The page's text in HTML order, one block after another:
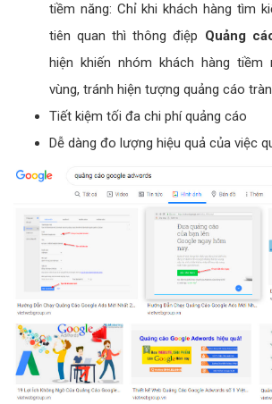
tiềm năng: Chỉ khi khách hàng tìm
tiên quan thì thông điệp Quảng
hiện khiến nhóm khách hàng tiềm
vùng, tránh hiện tượng quảng cáo
Tiết kiệm tối đa chi phí quảng cáo
Dễ dàng đo lượng hiệu quả của việc